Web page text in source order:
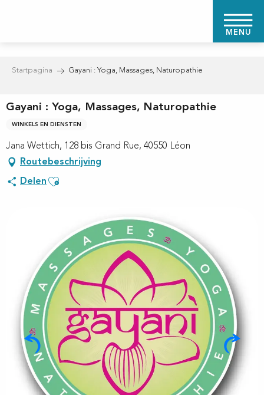
MENU
Startpagina Gayani : Yoga, Massages, Naturopathie
Gayani : Yoga, Massages, Naturopathie
WINKELS EN DIENSTEN
Jana Wettich, 128 bis Grand Rue, 40550 Léon
Routebeschrijving
Delen Ajouter aux favoris